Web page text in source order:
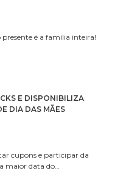
é a família inteira!
E DISPONIBILIZA
DIA DAS MÃES
cupons e participar da
maior data do…